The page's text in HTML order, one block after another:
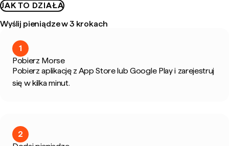
JAK TO DZIAŁA
Wyślij pieniądze w 3 krokach
1
Pobierz Morse
Pobierz aplikację z App Store lub Google Play i zarejestruj
się w kilka minut.
2